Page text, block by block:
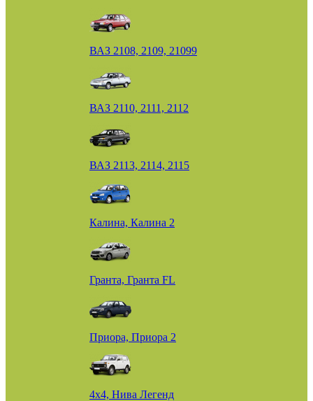
ВАЗ 2108, 2109, 21099
ВАЗ 2110, 2111, 2112
ВАЗ 2113, 2114, 2115
Калина, Калина 2
Гранта, Гранта FL
Приора, Приора 2
4х4, Нива Легенд